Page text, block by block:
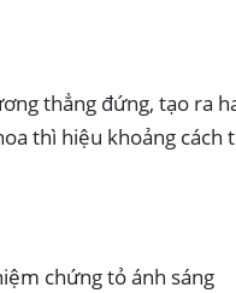
thẳng đứng, tạo ra
thì hiệu khoảng cách
chứng tỏ ánh sáng